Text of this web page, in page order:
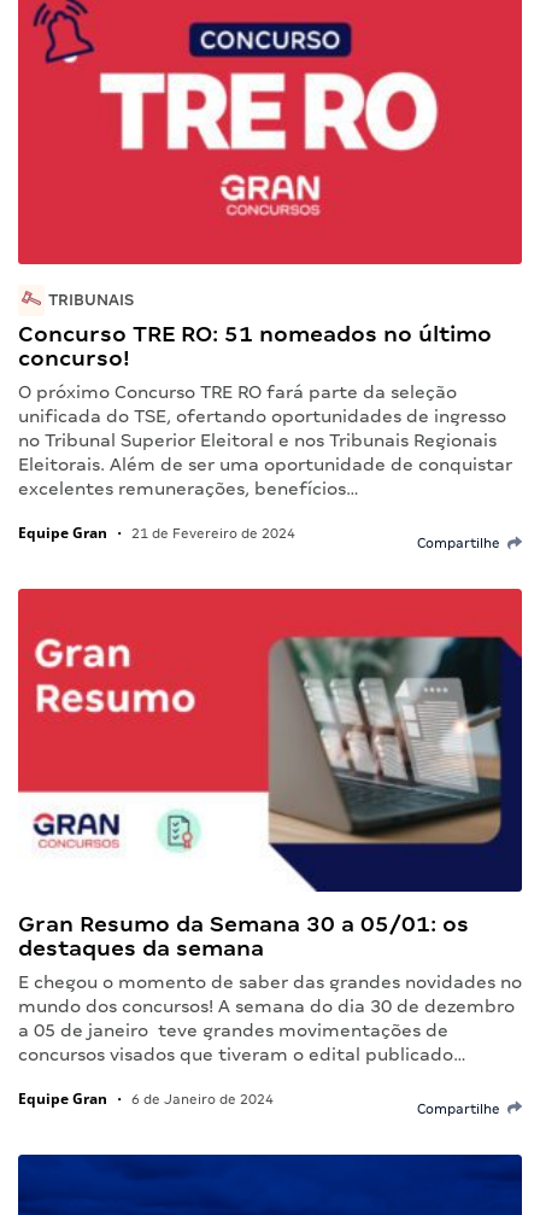
TRIBUNAIS
Concurso TRE RO: 51 nomeados no último
concurso!
O próximo Concurso TRE RO fará parte da seleção
unificada do TSE, ofertando oportunidades de ingresso
no Tribunal Superior Eleitoral e nos Tribunais Regionais
Eleitorais. Além de ser uma oportunidade de conquistar
excelentes remunerações, benefícios…
Equipe Gran • 21 de Fevereiro de 2024
Compartilhe
Gran Resumo da Semana 30 a 05/01: os
destaques da semana
E chegou o momento de saber das grandes novidades no
mundo dos concursos! A semana do dia 30 de dezembro
a 05 de janeiro teve grandes movimentações de
concursos visados que tiveram o edital publicado…
Equipe Gran • 6 de Janeiro de 2024
Compartilhe